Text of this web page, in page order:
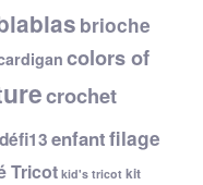
brioche
colors of
crochet
défi13enfantfilage
Tricot kid's tricot kit